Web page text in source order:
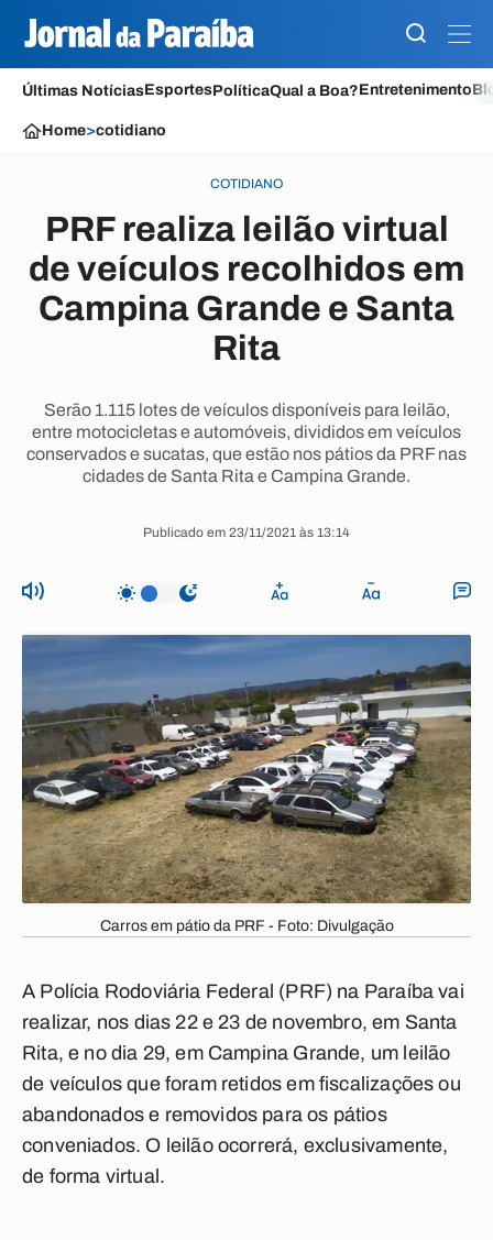
Últimas NotíciasEsportesPolíticaQual a Boa?Entretenimento
Home>cotidiano
COTIDIANO
PRF realiza leilão virtual
de veículos recolhidos em
Campina Grande e Santa
Rita
Serão 1.115 lotes de veículos disponíveis para leilão,
entre motocicletas e automóveis, divididos em veículos
conservados e sucatas, que estão nos pátios da PRF nas
cidades de Santa Rita e Campina Grande.
Publicado em 23/11/2021 às 13:14
Carros em pátio da PRF - Foto: Divulgação
A Polícia Rodoviária Federal (PRF) na Paraíba vai
realizar, nos dias 22 e 23 de novembro, em Santa
Rita, e no dia 29, em Campina Grande, um leilão
de veículos que foram retidos em fiscalizações ou
abandonados e removidos para os pátios
conveniados. O leilão ocorrerá, exclusivamente,
de forma virtual.